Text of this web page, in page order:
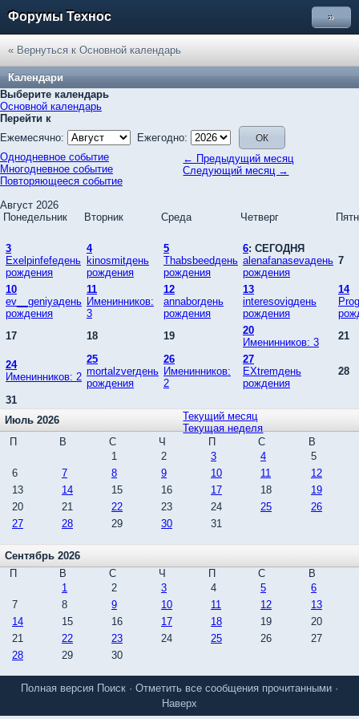
Форумы Технос »
« Вернуться к Основной календарь
Календари
Выберите календарь
Основной календарь
Перейти к
Ежемесячно:
Ежегодно:
← Предыдущий месяц
Следующий месяц →
Однодневное событие
Многодневное событие
Повторяющееся событие
Август 2026
Понедельник
Вторник Среда Четверг
3
Exelpinfefeдень
рождения
4
kinosmitдень
рождения
5
Thabsbeedдень
рождения
6: СЕГОДНЯ
alenafanasevaдень
рождения
7
10
ev__geniyaдень
рождения
11
Именинников:
3
12
annaborдень
рождения
13
interesovigдень
рождения
14
17
18 19
20
Именинников: 3
21
24
Именинников: 2
25
mortalzverдень
рождения
26
Именинников:
2
27
EXtremдень
рождения
28
31
Текущий месяц
Текущая неделя
Июль 2026
П
В С Ч П С
В
1
2 3 4
5
6
7 8 9 10 11
12
13
14 15 16 17 18
19
20
21 22 23 24 25
26
27
28 29 30 31
Сентябрь 2026
П
В С Ч П С
В
1
2 3 4 5
6
7
8 9 10 11 12
13
14
15 16 17 18 19
20
21
22 23 24 25 26
27
28
29 30
Полная версия Поиск · Отметить все сообщения прочитанными ·
Наверх